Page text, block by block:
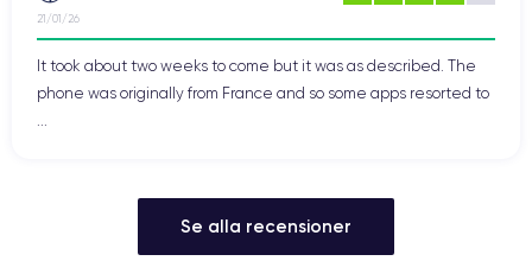
21/01/26
It took about two weeks to come but it was as described. The
phone was originally from France and so some apps resorted to
Se alla recensioner